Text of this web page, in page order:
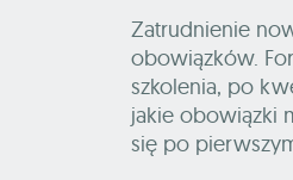
Zatrudnienie
obowiązków.
szkolenia, po
jakie obowiązki
się po